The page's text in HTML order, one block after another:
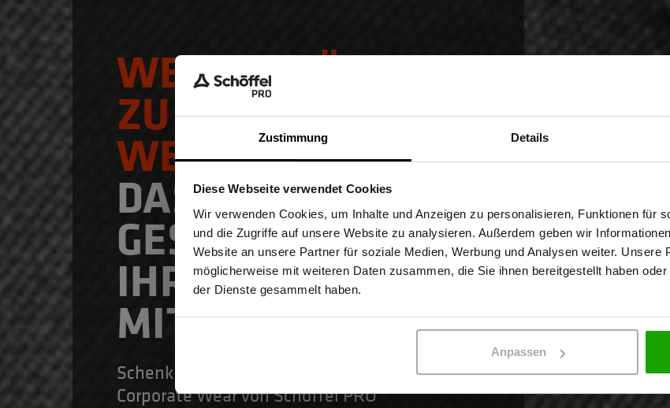
Zustimmung Details
Diese Webseite verwendet Cookies
Wir verwenden Cookies, um Inhalte und Anzeigen zu personalisieren, Funktionen für
und die Zugriffe auf unsere Website zu analysieren. Außerdem geben wir
Website an unsere Partner für soziale Medien, Werbung und Analysen weiter. Unsere
möglicherweise mit weiteren Daten zusammen, die Sie ihnen bereitgestellt haben
der Dienste gesammelt haben.
Anpassen
WERTSCHÄTZUNG
ZU
WEIHNACHTEN
DAS PERFEKTE
GESCHENK FÜR
IHRE
MITARBEITER
Schenken Sie individuelle Work- und
Corporate Wear von Schöffel PRO
Sind Sie
Ich bestätige, dass ich Gewerbetreibender bin. Alle Preise werden
GEWERBETREIBENDER